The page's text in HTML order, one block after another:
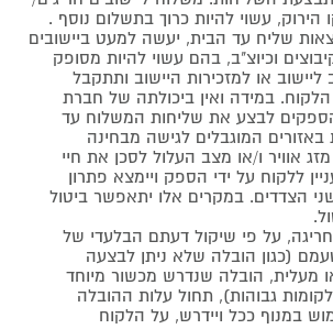
עשוי להיות כרוך בתשלום נוסף .
שליח עד הבית, יעשה למעט ביישובים
וכיוצ"ב, בהם עשוי להיות מסופק
או למזכירות היישוב ותתקבל
במידה ואין ביכולתה של חברת
לבצע את שליחות המשלוח עד
המוגבלים לגישה מבחינה
אוויר ו/או מצב העלול לסכן את חיי
ללקוח על ידי הספק ויימצא פתרון
הצדדים. במקרים אלו יתאפשר ביטול
על פי שיקול דעתם הבלעדי של
(כגון הובלה שלא ניתן לבצעה
מעלית, הובלה שנדרש מכשור מיוחד
גבוהות), תחול עלות ההובלה
במנוף ככל ויידרש, על הלקוח